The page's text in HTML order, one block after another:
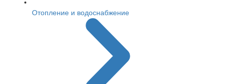
Отопление и водоснабжение